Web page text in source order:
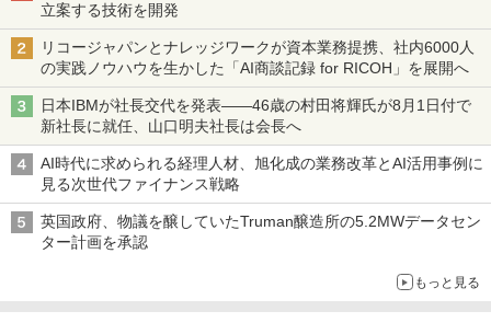
立案する技術を開発
リコージャパンとナレッジワークが資本業務提携、社内6000人
の実践ノウハウを生かした「AI商談記録 for RICOH」を展開へ
日本IBMが社長交代を発表――46歳の村田将輝氏が8月1日付で
新社長に就任、山口明夫社長は会長へ
AI時代に求められる経理人材、旭化成の業務改革とAI活用事例に
見る次世代ファイナンス戦略
英国政府、物議を醸していたTruman醸造所の5.2MWデータセン
ター計画を承認
もっと見る